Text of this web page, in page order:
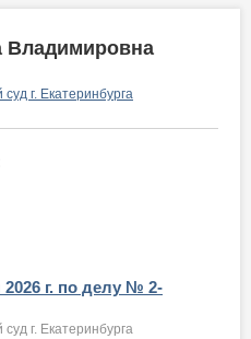
Владимировна
г. Екатеринбурга
г. по делу № 2-
г. Екатеринбурга